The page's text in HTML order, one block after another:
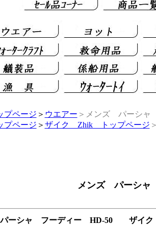
プページ ＞ ウエアー ＞メンズ パーシャ
プページ ＞ ザイク Zhik トップページ
メンズ パーシ
ーシャ フーディー HD-50 ザイク